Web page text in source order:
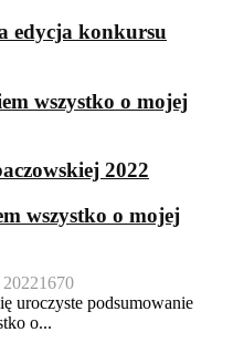
edycja konkursu
wszystko o mojej
2022
wszystko o mojej
1670
uroczyste podsumowanie
o...